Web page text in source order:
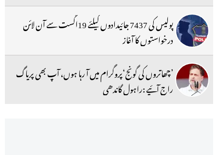
پولیس کی 7437 جائیدادوں کیلئے 19اگست سے آن لائن
درخواستوں کا آغاز
’چھاتروں کی گونج‘پروگرام میں آ رہا ہوں، آپ بھی پریاگ
راج آئیے :راہول گاندھی